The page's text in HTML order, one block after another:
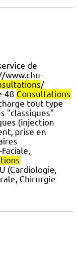
de
www.chu-
/
48 Consultations
tout type
"classiques"
(injection
prise en
(Cardiologie,
Chirurgie